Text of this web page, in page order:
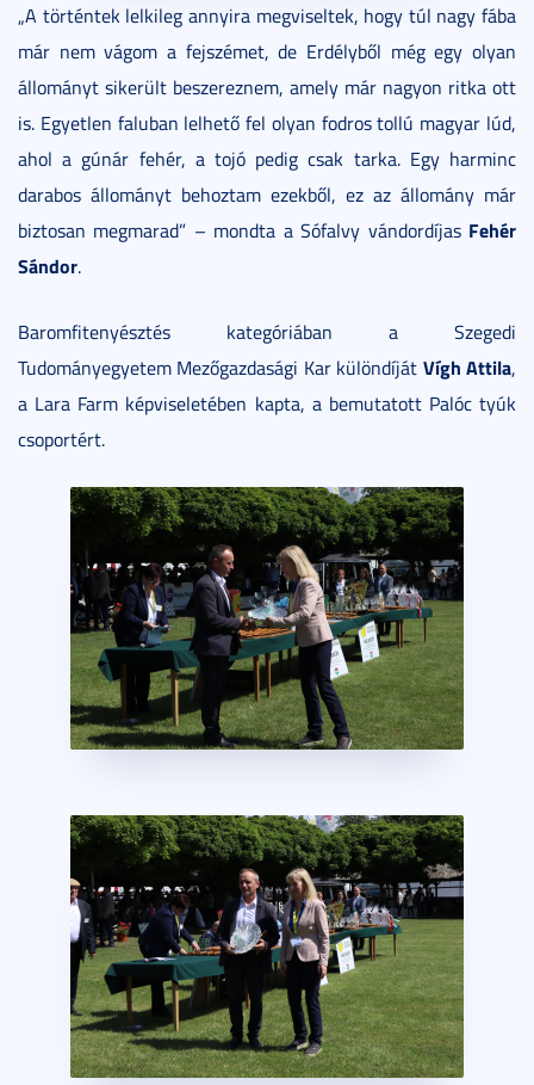
„A történtek lelkileg annyira megviseltek, hogy túl nagy fába
már nem vágom a fejszémet, de Erdélyből még egy olyan
állományt sikerült beszereznem, amely már nagyon ritka ott
is. Egyetlen faluban lelhető fel olyan fodros tollú magyar lúd,
ahol a gúnár fehér, a tojó pedig csak tarka. Egy harminc
darabos állományt behoztam ezekből, ez az állomány már
biztosan megmarad” – mondta a Sófalvy vándordíjas Fehér
Sándor.
Baromfitenyésztés kategóriában a Szegedi
Tudományegyetem Mezőgazdasági Kar különdíját Vígh Attila,
a Lara Farm képviseletében kapta, a bemutatott Palóc tyúk
csoportért.